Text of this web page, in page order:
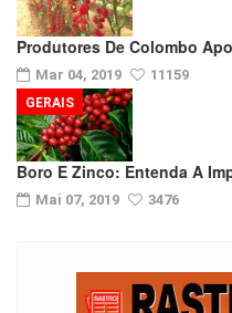
Produtores De Colombo
Mar 04, 2019 11159
Boro E Zinco: Entenda A
Mai 07, 2019 3476
GERAIS